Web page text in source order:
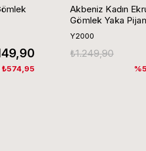
Akbeniz Kadın
Gömlek Yaka
Y2000
₺1.249,90